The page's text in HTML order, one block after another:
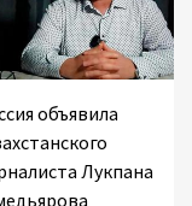
объявила
Лукпана